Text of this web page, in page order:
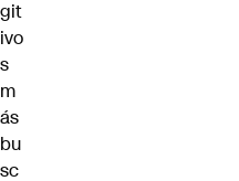
git
ivo
s
m
ás
bu
sc